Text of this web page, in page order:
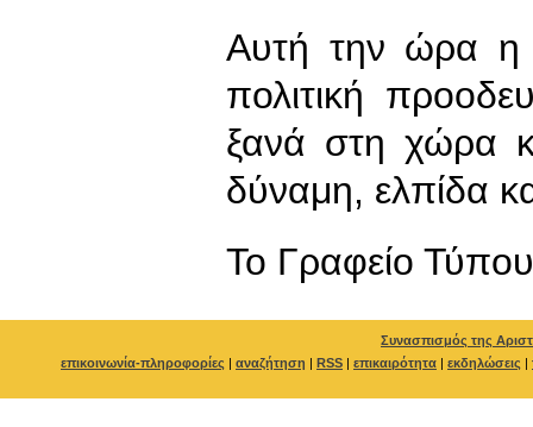
Αυτή την ώρα η
πολιτική
ξανά στη χώρα
δύναμη, ελπίδα
To Γραφείο Τύπου
Συνασπισμός της
επικοινωνία-πληροφορίες | αναζήτηση | RSS | επικαιρότητα | εκδηλώσεις |